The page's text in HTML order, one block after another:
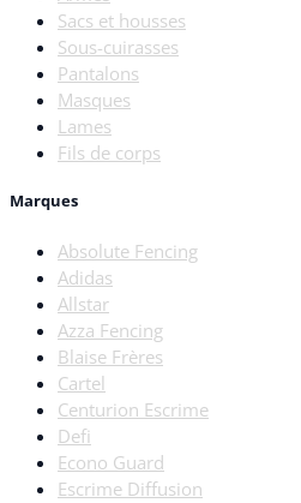
Sacs et housses
Sous-cuirasses
Pantalons
Masques
Lames
Fils de corps
Marques
Absolute Fencing
Adidas
Allstar
Azza Fencing
Blaise Frères
Cartel
Centurion Escrime
Defi
Econo Guard
Escrime Diffusion